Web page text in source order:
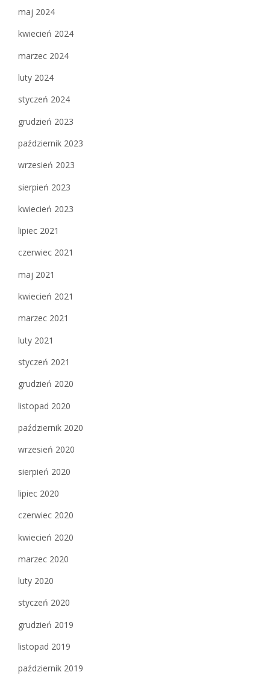
maj 2024
kwiecień 2024
marzec 2024
luty 2024
styczeń 2024
grudzień 2023
październik 2023
wrzesień 2023
sierpień 2023
kwiecień 2023
lipiec 2021
czerwiec 2021
maj 2021
kwiecień 2021
marzec 2021
luty 2021
styczeń 2021
grudzień 2020
listopad 2020
październik 2020
wrzesień 2020
sierpień 2020
lipiec 2020
czerwiec 2020
kwiecień 2020
marzec 2020
luty 2020
styczeń 2020
grudzień 2019
listopad 2019
październik 2019